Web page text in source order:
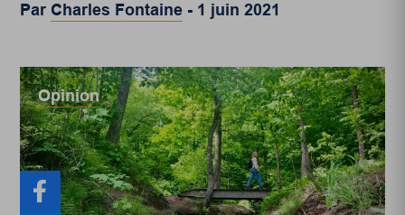
Par Charles Fontaine - 1 juin 2021
Opinion